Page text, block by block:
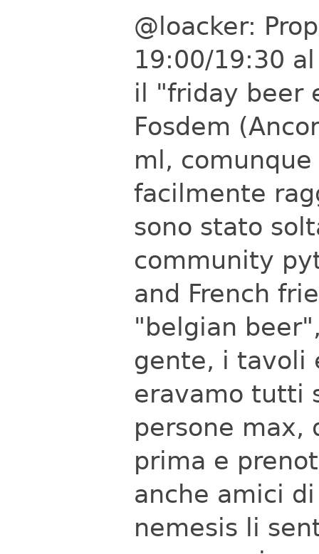
@loacker:
19:00/19:30
il "friday beer
Fosdem
ml,
facilmente
sono stato
community
and French
"belgian
gente, i tavoli
eravamo tutti
persone max,
prima e
anche amici
nemesis li